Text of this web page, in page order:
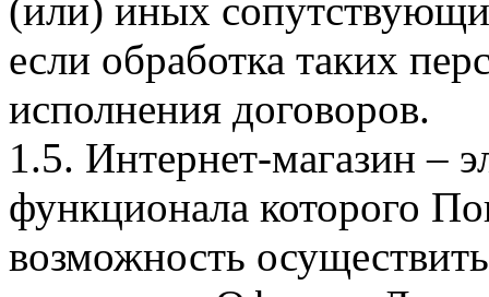
(или) иных
если обработка таких
исполнения договоров.
1.5. Интернет-магазин –
функционала которого
возможность